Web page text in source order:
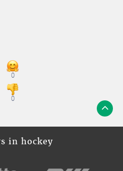
0
0
in hockey